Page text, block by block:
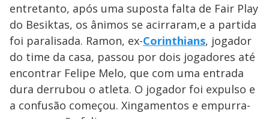
entretanto, após uma suposta falta de Fair Play
do Besiktas, os ânimos se acirraram,e a partida
foi paralisada. Ramon, ex-Corinthians, jogador
do time da casa, passou por dois jogadores até
encontrar Felipe Melo, que com uma entrada
dura derrubou o atleta. O jogador foi expulso e
a confusão começou. Xingamentos e empurra-